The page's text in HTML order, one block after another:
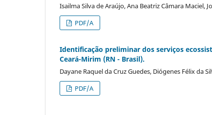
Isailma Silva de Araújo, Ana Beatriz Câmara Maciel,
PDF/A
Identificação preliminar dos serviços
Ceará-Mirim (RN - Brasil).
Dayane Raquel da Cruz Guedes, Diógenes Félix da
PDF/A